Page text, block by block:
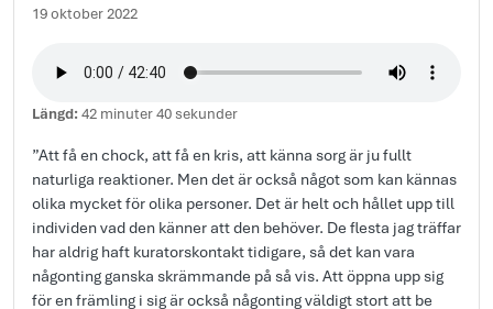
19 oktober 2022
Längd:42 minuter 40 sekunder
”Att få en chock, att få en kris, att känna sorg är ju fullt
naturliga reaktioner. Men det är också något som kan kännas
olika mycket för olika personer. Det är helt och hållet upp till
individen vad den känner att den behöver. De flesta jag träffar
har aldrig haft kuratorskontakt tidigare, så det kan vara
någonting ganska skrämmande på så vis. Att öppna upp sig
för en främling i sig är också någonting väldigt stort att be